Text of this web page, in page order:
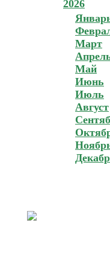
2026
Март
Май
Июнь
Июль
Август